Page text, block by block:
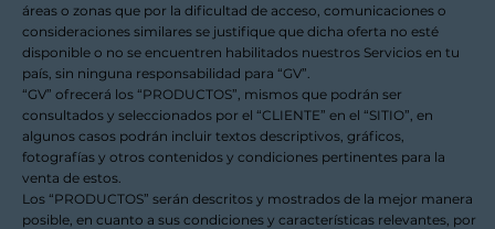
áreas o zonas que por la dificultad de acceso, comunicaciones o
consideraciones similares se justifique que dicha oferta no esté
disponible o no se encuentren habilitados nuestros Servicios en tu
país, sin ninguna responsabilidad para “GV”.
“GV” ofrecerá los “PRODUCTOS”, mismos que podrán ser
consultados y seleccionados por el “CLIENTE” en el “SITIO”, en
algunos casos podrán incluir textos descriptivos, gráficos,
fotografías y otros contenidos y condiciones pertinentes para la
venta de estos.
Los “PRODUCTOS” serán descritos y mostrados de la mejor manera
posible, en cuanto a sus condiciones y características relevantes, por